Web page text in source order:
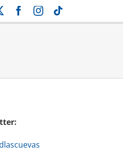
Facebook
Instagram